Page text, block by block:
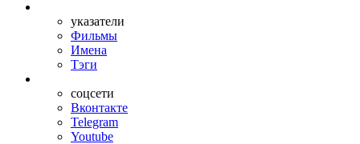
указатели
Фильмы
Имена
Тэги
соцсети
Вконтакте
Telegram
Youtube